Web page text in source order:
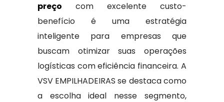
preço com excelente custo-
benefício é uma estratégia
inteligente para empresas que
buscam otimizar suas operações
logísticas com eficiência financeira. A
VSV EMPILHADEIRAS se destaca como
a escolha ideal nesse segmento,